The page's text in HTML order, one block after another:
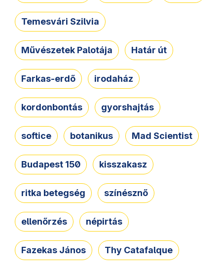
Temesvári Szilvia
Művészetek Palotája Határ út
Farkas-erdő irodaház
kordonbontás gyorshajtás
softice botanikus Mad Scientist
Budapest 150 kisszakasz
ritka betegség színésznő
ellenőrzés népirtás
Fazekas János Thy Catafalque